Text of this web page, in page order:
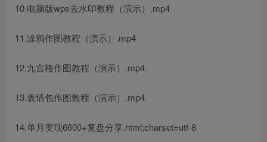
10.电脑版wps去水印教程（演示）.mp4
11.涂鸦作图教程（演示）.mp4
12.九宫格作图教程（演示）.mp4
13.表情包作图教程（演示）.mp4
14.单月变现6600+复盘分享.html;charset=utf-8